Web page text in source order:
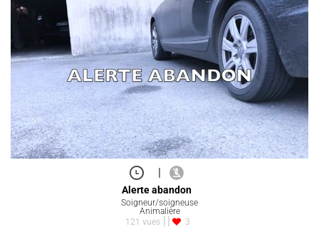
|
Alerte abandon
Soigneur/soigneuse
Animalière
121 vues
3